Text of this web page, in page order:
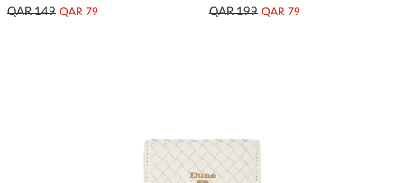
QAR 79
QAR 199
QAR 79
QAR 149